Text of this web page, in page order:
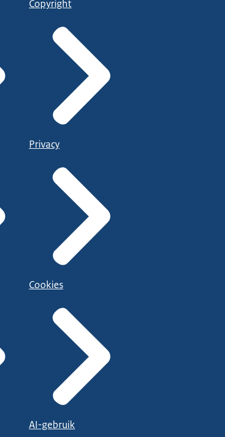
Copyright
Privacy
Cookies
AI-gebruik